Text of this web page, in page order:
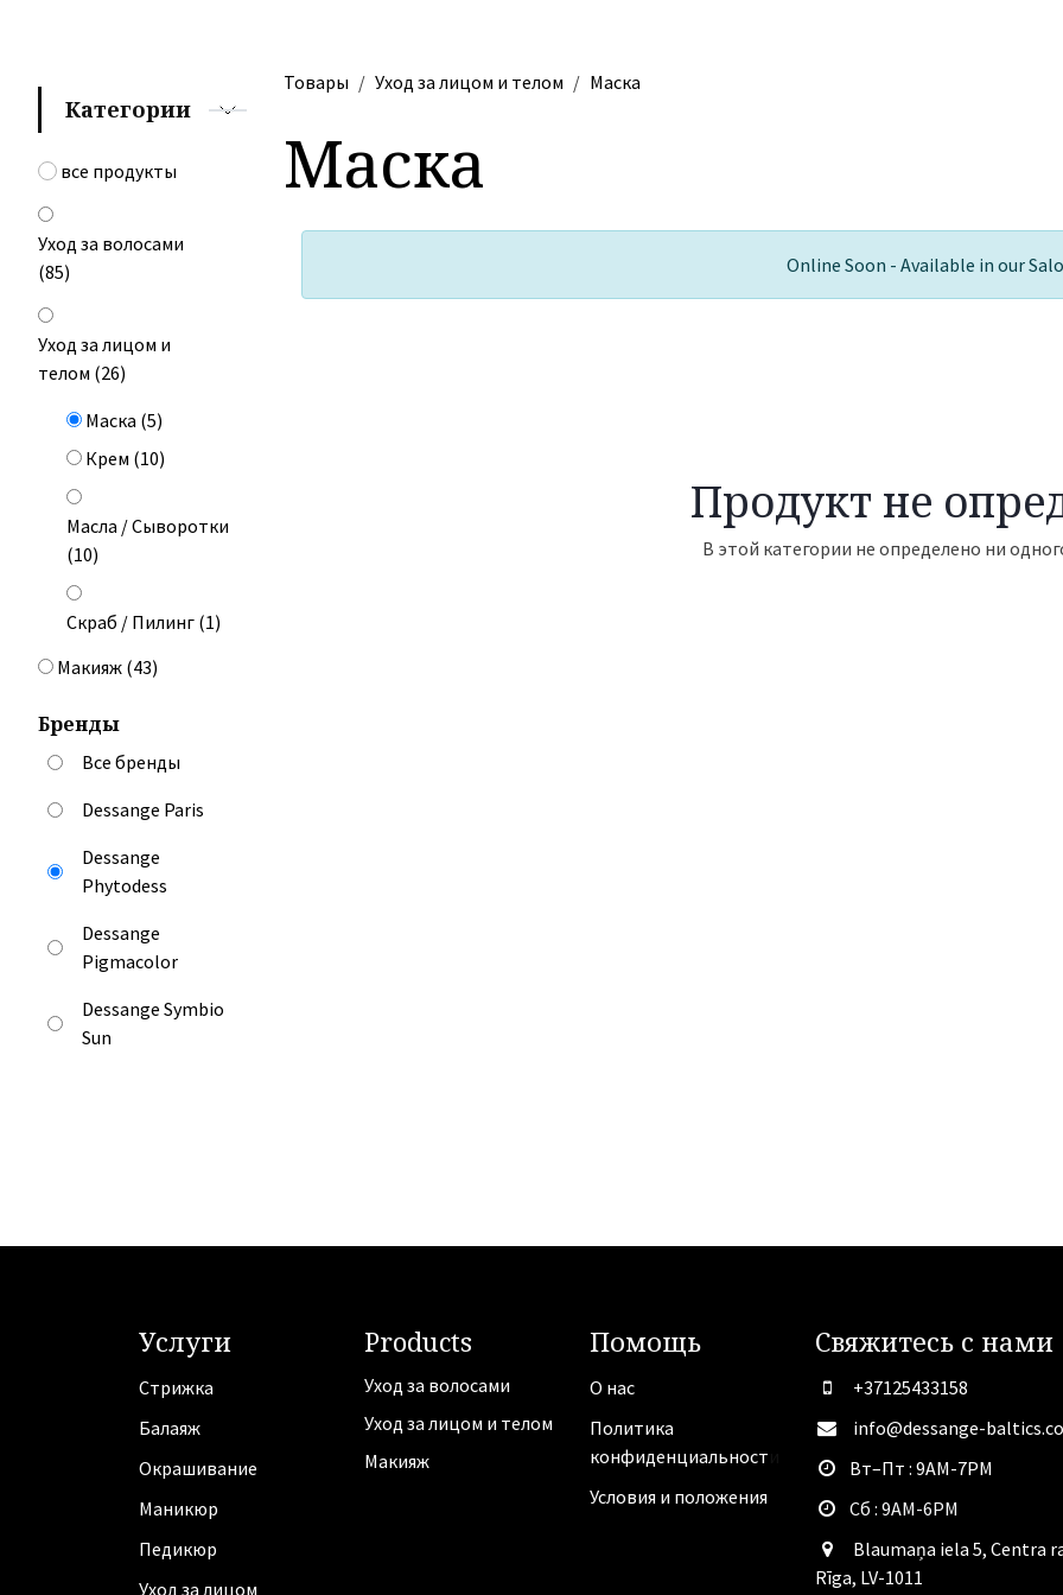
Категории
все продукты
Уход за волосами
(85)
Уход за лицом и
телом (26)
Маска (5)
Крем (10)
Масла / Сыворотки
(10)
Скраб / Пилинг (1)
Макияж (43)
Бренды
Все бренды
Dessange Paris
Dessange
Phytodess
Dessange
Pigmacolor
Dessange Symbio
Sun
Товары Уход за лицом и телом Маска
Маска
Online Soon - Available in our
Продукт не
В этой категории не определено ни
Услуги
Стрижка
Балаяж
Oкрашивание
Маникюр
Педикюр
Уход за лицом
Products
Уход за волосами
Уход за лицом и телом
Макияж
Помощь
О нас
Политика
конфиденциальност
Условия и положения
Свяжитесь с нами
+37125433158
info@dessange-
​Вт–Пт : 9AM-7PM
​Сб : 9AM-6PM
Blaumaņa iela 5, Centra
Rīga, LV-1011